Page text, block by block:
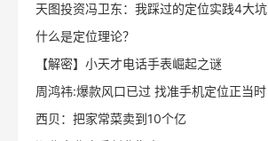
天图投资冯卫东：我踩过的定位实践4大坑
什么是定位理论？
【解密】小天才电话手表崛起之谜
周鸿祎:爆款风口已过 找准手机定位正当时
西贝：把家常菜卖到10个亿